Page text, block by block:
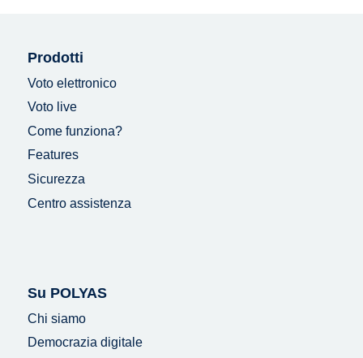
Prodotti
Voto elettronico
Voto live
Come funziona?
Features
Sicurezza
Centro assistenza
Su POLYAS
Chi siamo
Democrazia digitale